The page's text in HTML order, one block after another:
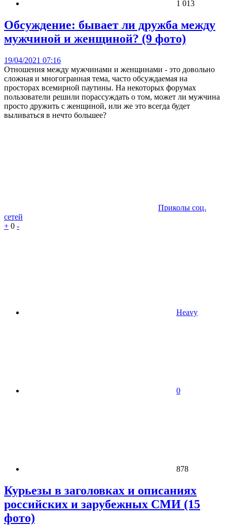
1 013
Обсуждение: бывает ли дружба между
мужчиной и женщиной? (9 фото)
19/04/2021 07:16
Отношения между мужчинами и женщинами - это довольно
сложная и многогранная тема, часто обсуждаемая на
просторах всемирной паутины. На некоторых форумах
пользователи решили порассуждать о том, может ли мужчина
просто дружить с женщиной, или же это всегда будет
выливаться в нечто большее?
Приколы соц.
сетей
+ 0 -
Heavy
0
878
Курьезы в заголовках и описаниях
российских и зарубежных СМИ (15
фото)